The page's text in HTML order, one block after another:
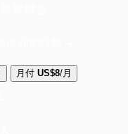
月付 US$8/月